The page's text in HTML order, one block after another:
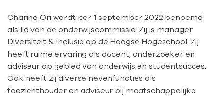
Charina Ori wordt per 1 september 2022 benoemd
als lid van de onderwijscommissie. Zij is manager
Diversiteit & Inclusie op de Haagse Hogeschool. Zij
heeft ruime ervaring als docent, onderzoeker en
adviseur op gebied van onderwijs en studentsucces.
Ook heeft zij diverse nevenfuncties als
toezichthouder en adviseur bij maatschappelijke